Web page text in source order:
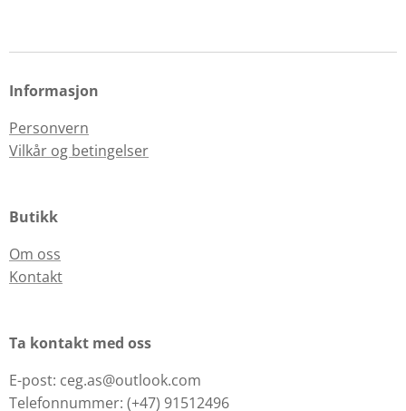
Informasjon
Personvern
Vilkår og betingelser
Butikk
Om oss
Kontakt
Ta kontakt med oss
E-post: ceg.as@outlook.com
Telefonnummer: (+47) 91512496